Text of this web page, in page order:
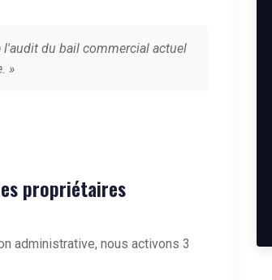
l'audit du bail commercial actuel
»
propriétaires
administrative, nous activons 3